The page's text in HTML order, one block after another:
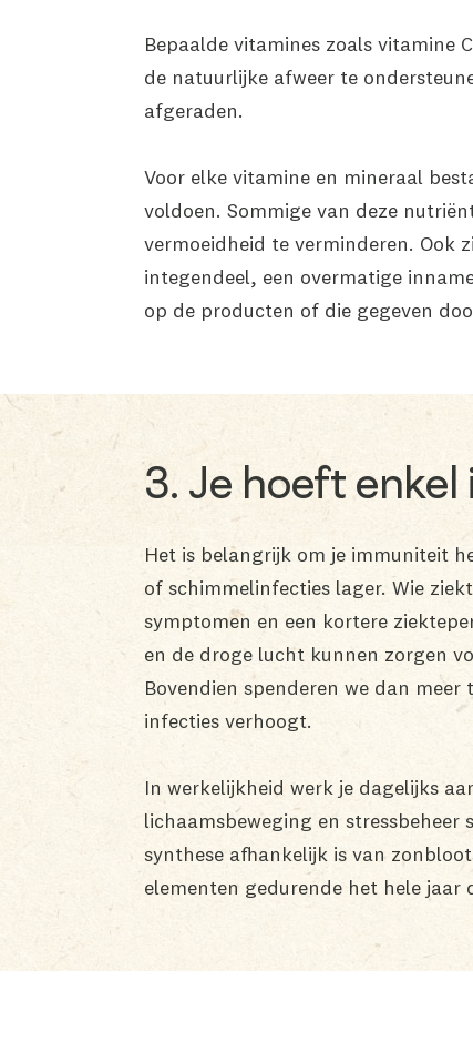
Bepaalde vitamines zoals vitamine
de natuurlijke afweer te
afgeraden.
Voor elke vitamine en mineraal
voldoen. Sommige van deze
vermoeidheid te verminderen. Ook
integendeel, een overmatige
op de producten of die gegeven
3. Je hoeft
Het is belangrijk om je immuniteit
of schimmelinfecties lager. Wie
symptomen en een kortere
en de droge lucht kunnen zorgen
Bovendien spenderen we dan
infecties verhoogt.
In werkelijkheid werk je dagelijks
lichaamsbeweging en
synthese afhankelijk is van
elementen gedurende het hele